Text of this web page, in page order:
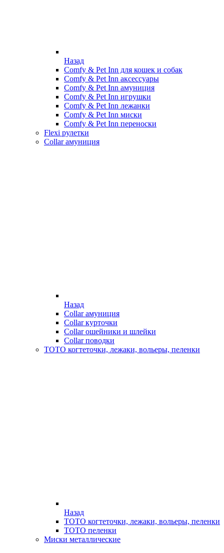
Назад
Comfy & Pet Inn для кошек и собак
Comfy & Pet Inn аксессуары
Comfy & Pet Inn амуниция
Comfy & Pet Inn игрушки
Comfy & Pet Inn лежанки
Comfy & Pet Inn миски
Comfy & Pet Inn переноски
Flexi рулетки
Collar амуниция
Назад
Collar амуниция
Collar курточки
Collar ошейники и шлейки
Collar поводки
ТОТО когтеточки, лежаки, вольеры, пеленки
Назад
ТОТО когтеточки, лежаки, вольеры, пеленки
ТОТО пеленки
Миски металлические